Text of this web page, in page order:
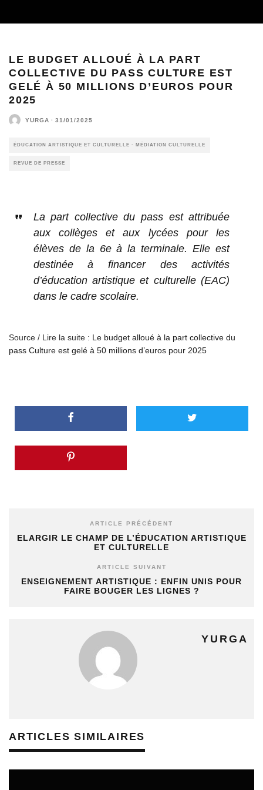
LE BUDGET ALLOUÉ À LA PART
COLLECTIVE DU PASS CULTURE EST
GELÉ À 50 MILLIONS D’EUROS POUR
2025
YURGA · 31/01/2025
ÉDUCATION ARTISTIQUE ET CULTURELLE - MÉDIATION CULTURELLE
REVUE DE PRESSE
La part collective du pass est attribuée
aux collèges et aux lycées pour les
élèves de la 6e à la terminale. Elle est
destinée à financer des activités
d’éducation artistique et culturelle (EAC)
dans le cadre scolaire.
Source / Lire la suite : Le budget alloué à la part collective du
pass Culture est gelé à 50 millions d’euros pour 2025
ARTICLE PRÉCÉDENT
ELARGIR LE CHAMP DE L’ÉDUCATION ARTISTIQUE
ET CULTURELLE
ARTICLE SUIVANT
ENSEIGNEMENT ARTISTIQUE : ENFIN UNIS POUR
FAIRE BOUGER LES LIGNES ?
YURGA
ARTICLES SIMILAIRES